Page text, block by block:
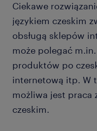
Ciekawe
językiem czeskim
obsługą sklepów
może polegać
produktów po
internetową itp. W
możliwa jest praca
czeskim.